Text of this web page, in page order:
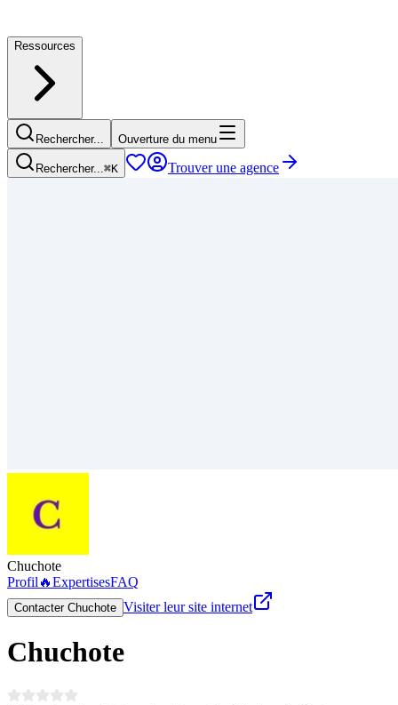
Ressources
Rechercher... Ouverture du menu
Rechercher...⌘K Trouver une agence
Chuchote
Profil 🔥ExpertisesFAQ
Contacter Chuchote Visiter leur site internet
Chuchote